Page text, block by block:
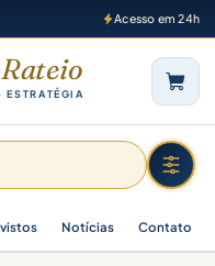
Acesso em 24h
Rateio
ESTRATÉGIA
Notícias Contato